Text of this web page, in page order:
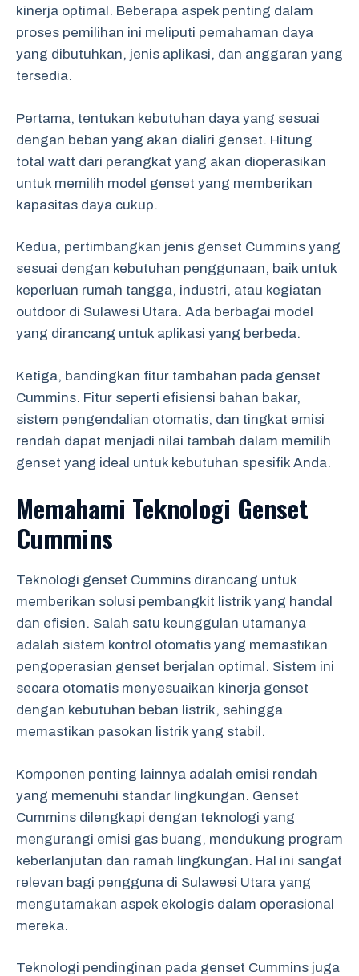
kinerja optimal. Beberapa aspek penting dalam
proses pemilihan ini meliputi pemahaman daya
yang dibutuhkan, jenis aplikasi, dan anggaran yang
tersedia.
Pertama, tentukan kebutuhan daya yang sesuai
dengan beban yang akan dialiri genset. Hitung
total watt dari perangkat yang akan dioperasikan
untuk memilih model genset yang memberikan
kapasitas daya cukup.
Kedua, pertimbangkan jenis genset Cummins yang
sesuai dengan kebutuhan penggunaan, baik untuk
keperluan rumah tangga, industri, atau kegiatan
outdoor di Sulawesi Utara. Ada berbagai model
yang dirancang untuk aplikasi yang berbeda.
Ketiga, bandingkan fitur tambahan pada genset
Cummins. Fitur seperti efisiensi bahan bakar,
sistem pengendalian otomatis, dan tingkat emisi
rendah dapat menjadi nilai tambah dalam memilih
genset yang ideal untuk kebutuhan spesifik Anda.
Memahami Teknologi Genset
Cummins
Teknologi genset Cummins dirancang untuk
memberikan solusi pembangkit listrik yang handal
dan efisien. Salah satu keunggulan utamanya
adalah sistem kontrol otomatis yang memastikan
pengoperasian genset berjalan optimal. Sistem ini
secara otomatis menyesuaikan kinerja genset
dengan kebutuhan beban listrik, sehingga
memastikan pasokan listrik yang stabil.
Komponen penting lainnya adalah emisi rendah
yang memenuhi standar lingkungan. Genset
Cummins dilengkapi dengan teknologi yang
mengurangi emisi gas buang, mendukung program
keberlanjutan dan ramah lingkungan. Hal ini sangat
relevan bagi pengguna di Sulawesi Utara yang
mengutamakan aspek ekologis dalam operasional
mereka.
Teknologi pendinginan pada genset Cummins juga